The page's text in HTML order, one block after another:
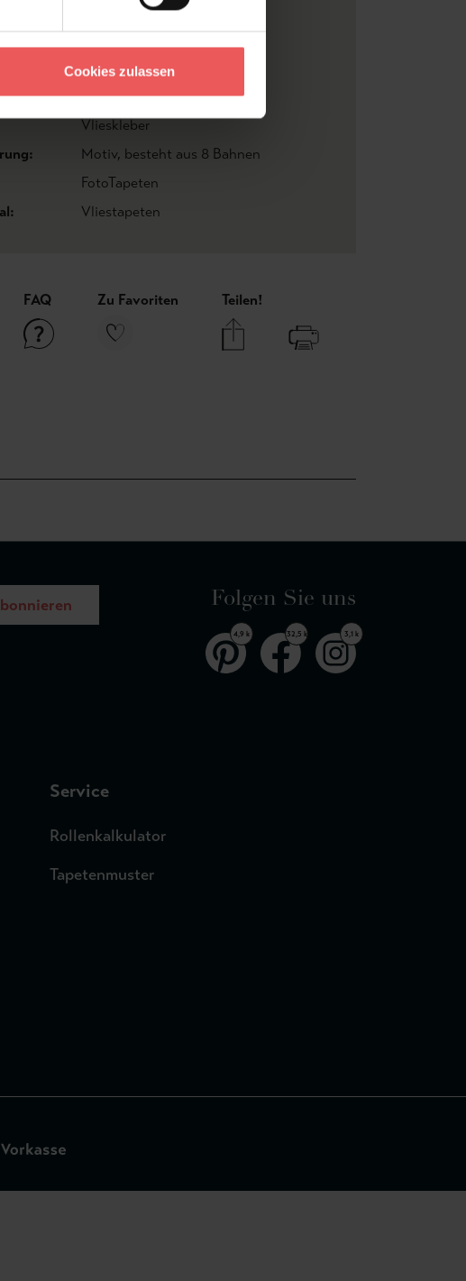
Cookies zulassen
Rebel Walls
Digitaldruck
Anthrazit, Creme, Hellbraun
Vlieskleber
Motiv, besteht aus 8 Bahnen
FotoTapeten
Vliestapeten
FAQ Zu Favoriten Teilen!
Folgen Sie uns
4,9 k 32,5 k 3,1 k
Service
Rollenkalkulator
Tapetenmuster